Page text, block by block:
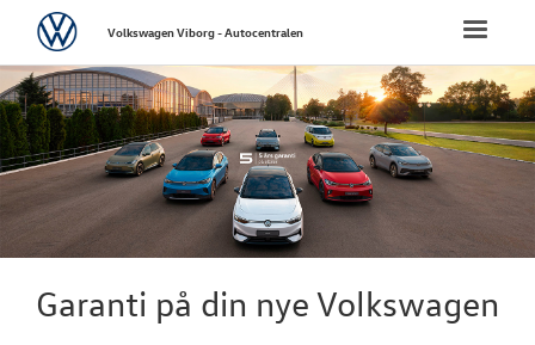
FORSIDE
NYE
Bestil
Byg din
Toggle
VolkswagenVolkswagen Viborg - Autocentralen
Garanti på din nye Volkswagen